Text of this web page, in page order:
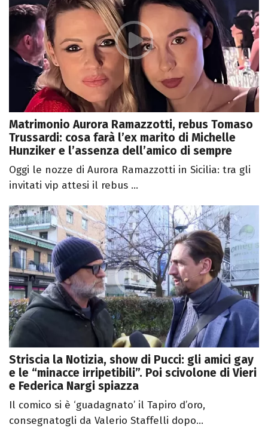
Matrimonio Aurora Ramazzotti, rebus Tomaso
Trussardi: cosa farà l’ex marito di Michelle
Hunziker e l’assenza dell’amico di sempre
Oggi le nozze di Aurora Ramazzotti in Sicilia: tra gli
invitati vip attesi il rebus ...
Striscia la Notizia, show di Pucci: gli amici gay
e le “minacce irripetibili”. Poi scivolone di Vieri
e Federica Nargi spiazza
Il comico si è ‘guadagnato’ il Tapiro d’oro,
consegnatogli da Valerio Staffelli dopo...